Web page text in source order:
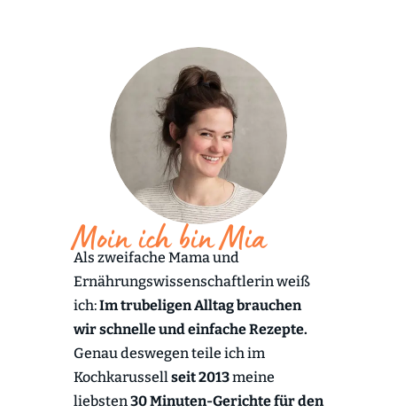
Moin ich bin Mia
Als zweifache Mama und
Ernährungswissenschaftlerin weiß
ich:Im trubeligen Alltag brauchen
wir schnelle und einfache Rezepte.
Genau deswegen teile ich im
Kochkarussellseit 2013meine
liebsten30 Minuten-Gerichte für den